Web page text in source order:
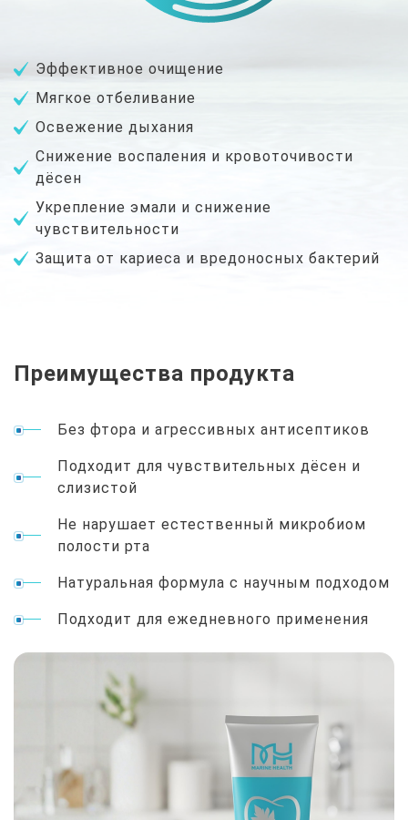
Эффективное очищение
Мягкое отбеливание
Освежение дыхания
Снижение воспаления и кровоточивости
дёсен
Укрепление эмали и снижение
чувствительности
Защита от кариеса и вредоносных бактерий
Преимущества продукта
Без фтора и агрессивных антисептиков
Подходит для чувствительных дёсен и
слизистой
Не нарушает естественный микробиом
полости рта
Натуральная формула с научным подходом
Подходит для ежедневного применения